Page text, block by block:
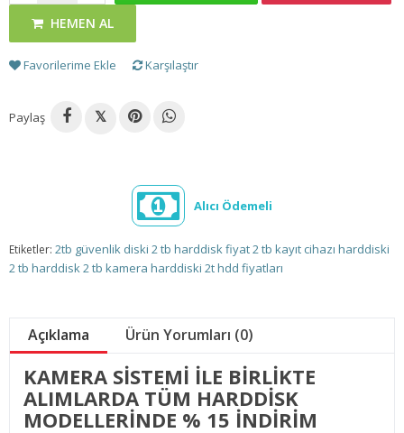
HEMEN AL
Favorilerime Ekle Karşılaştır
Paylaş 𝕏
Alıcı Ödemeli
Etiketler: 2tb güvenlik diski 2 tb harddisk fiyat2 tb kayıt cihazı harddiski
2 tb harddisk2 tb kamera harddiski 2t hdd fiyatları
Açıklama Ürün Yorumları (0)
KAMERA SİSTEMİ İLE BİRLİKTE
ALIMLARDA TÜM HARDDİSK
MODELLERİNDE % 15 İNDİRİM